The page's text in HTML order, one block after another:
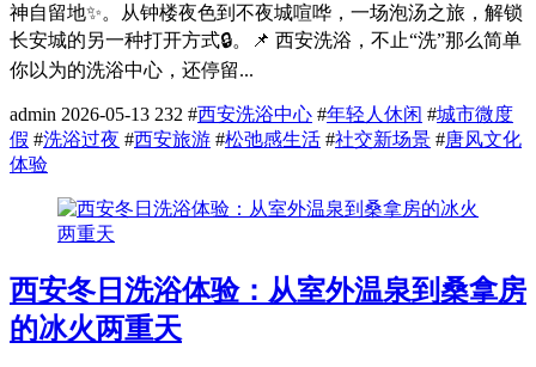
神自留地✨。从钟楼夜色到不夜城喧哗，一场泡汤之旅，解锁
长安城的另一种打开方式🔒。📌 西安洗浴，不止“洗”那么简单
你以为的洗浴中心，还停留...
admin 2026-05-13 232 #西安洗浴中心 #年轻人休闲 #城市微度
假 #洗浴过夜 #西安旅游 #松弛感生活 #社交新场景 #唐风文化
体验
西安冬日洗浴体验：从室外温泉到桑拿房
的冰火两重天